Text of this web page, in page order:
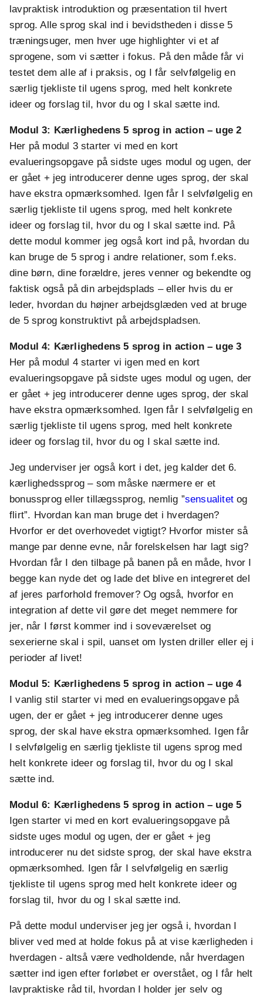
lavpraktisk introduktion og præsentation til hvert
sprog. Alle sprog skal ind i bevidstheden i disse 5
træningsuger, men hver uge highlighter vi et af
sprogene, som vi sætter i fokus. På den måde får vi
testet dem alle af i praksis, og I får selvfølgelig en
særlig tjekliste til ugens sprog, med helt konkrete
ideer og forslag til, hvor du og I skal sætte ind.
Modul 3: Kærlighedens 5 sprog in action – uge 2
Her på modul 3 starter vi med en kort
evalueringsopgave på sidste uges modul og ugen, der
er gået + jeg introducerer denne uges sprog, der skal
have ekstra opmærksomhed. Igen får I selvfølgelig en
særlig tjekliste til ugens sprog, med helt konkrete
ideer og forslag til, hvor du og I skal sætte ind. På
dette modul kommer jeg også kort ind på, hvordan du
kan bruge de 5 sprog i andre relationer, som f.eks.
dine børn, dine forældre, jeres venner og bekendte og
faktisk også på din arbejdsplads – eller hvis du er
leder, hvordan du højner arbejdsglæden ved at bruge
de 5 sprog konstruktivt på arbejdspladsen.
Modul 4: Kærlighedens 5 sprog in action – uge 3
Her på modul 4 starter vi igen med en kort
evalueringsopgave på sidste uges modul og ugen, der
er gået + jeg introducerer denne uges sprog, der skal
have ekstra opmærksomhed. Igen får I selvfølgelig en
særlig tjekliste til ugens sprog, med helt konkrete
ideer og forslag til, hvor du og I skal sætte ind.
Jeg underviser jer også kort i det, jeg kalder det 6.
kærlighedssprog – som måske nærmere er et
bonussprog eller tillægssprog, nemlig ”sensualitet og
flirt”. Hvordan kan man bruge det i hverdagen?
Hvorfor er det overhovedet vigtigt? Hvorfor mister så
mange par denne evne, når forelskelsen har lagt sig?
Hvordan får I den tilbage på banen på en måde, hvor I
begge kan nyde det og lade det blive en integreret del
af jeres parforhold fremover? Og også, hvorfor en
integration af dette vil gøre det meget nemmere for
jer, når I først kommer ind i soveværelset og
sexerierne skal i spil, uanset om lysten driller eller ej i
perioder af livet!
Modul 5: Kærlighedens 5 sprog in action – uge 4
I vanlig stil starter vi med en evalueringsopgave på
ugen, der er gået + jeg introducerer denne uges
sprog, der skal have ekstra opmærksomhed. Igen får
I selvfølgelig en særlig tjekliste til ugens sprog med
helt konkrete ideer og forslag til, hvor du og I skal
sætte ind.
Modul 6: Kærlighedens 5 sprog in action – uge 5
Igen starter vi med en kort evalueringsopgave på
sidste uges modul og ugen, der er gået + jeg
introducerer nu det sidste sprog, der skal have ekstra
opmærksomhed. Igen får I selvfølgelig en særlig
tjekliste til ugens sprog med helt konkrete ideer og
forslag til, hvor du og I skal sætte ind.
På dette modul underviser jeg jer også i, hvordan I
bliver ved med at holde fokus på at vise kærligheden i
hverdagen - altså være vedholdende, når hverdagen
sætter ind igen efter forløbet er overstået, og I får helt
lavpraktiske råd til, hvordan I holder jer selv og